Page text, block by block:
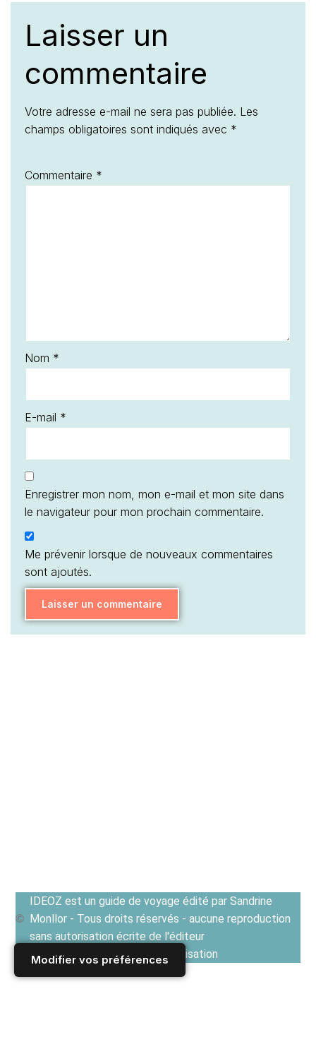
Modifier vos préférences
Laisser un
commentaire
Votre adresse e-mail ne sera pas publiée. Les
champs obligatoires sont indiqués avec *
Commentaire *
Nom *
E-mail *
Enregistrer mon nom, mon e-mail et mon site dans
le navigateur pour mon prochain commentaire.
Me prévenir lorsque de nouveaux commentaires
sont ajoutés.
IDEOZ est un guide de voyage édité par Sandrine
Monllor - Tous droits réservés - aucune reproduction
sans autorisation écrite de l'éditeur
Voir les Conditions générales d'utilisation